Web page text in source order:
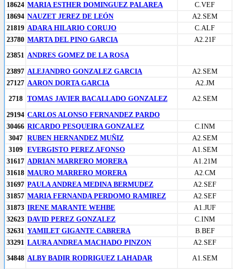
18624 MARIA ESTHER DOMINGUEZ PALAREA C.VEF
18694 NAUZET JEREZ DE LEÓN A2.SEM
21819 ADARA HILARIO CORUJO C.ALF
23780 MARTA DEL PINO GARCIA A2.21F
23851 ANDRES GOMEZ DE LA ROSA
23897 ALEJANDRO GONZALEZ GARCIA A2.SEM
27127 AARON DORTA GARCIA A2.JM
2718 TOMAS JAVIER BACALLADO GONZALEZ A2.SEM
29194 CARLOS ALONSO FERNANDEZ PARDO
30466 RICARDO PESQUEIRA GONZALEZ C.INM
3047 RUBEN HERNANDEZ MUÑIZ A2.SEM
3109 EVERGISTO PEREZ AFONSO A1.SEM
31617 ADRIAN MARRERO MORERA A1.21M
31618 MAURO MARRERO MORERA A2.CM
31697 PAULA ANDREA MEDINA BERMUDEZ A2.SEF
31857 MARIA FERNANDA PERDOMO RAMIREZ A2.SEF
31873 IRENE MARANTE WEHBE A1.JUF
32623 DAVID PEREZ GONZALEZ C.INM
32631 YAMILET GIGANTE CABRERA B.BEF
33291 LAURA ANDREA MACHADO PINZON A2.SEF
34848 ALBY BADIR RODRIGUEZ LAHADAR A1.SEM